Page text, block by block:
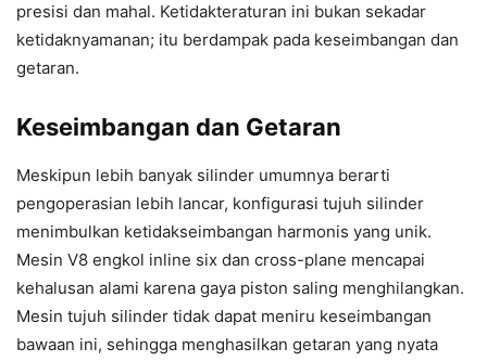
presisi dan mahal. Ketidakteraturan ini bukan sekadar
ketidaknyamanan; itu berdampak pada keseimbangan dan
getaran.
Keseimbangan dan Getaran
Meskipun lebih banyak silinder umumnya berarti
pengoperasian lebih lancar, konfigurasi tujuh silinder
menimbulkan ketidakseimbangan harmonis yang unik.
Mesin V8 engkol inline six dan cross-plane mencapai
kehalusan alami karena gaya piston saling menghilangkan.
Mesin tujuh silinder tidak dapat meniru keseimbangan
bawaan ini, sehingga menghasilkan getaran yang nyata